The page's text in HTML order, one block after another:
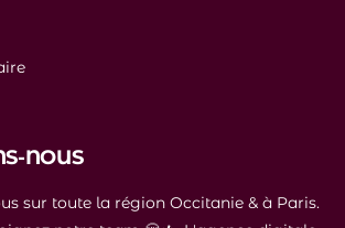
NOUS
sur toute la région Occitanie & à Paris.